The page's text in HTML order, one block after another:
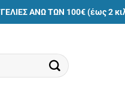
ΑΝΩ ΤΩΝ 100€ (έως 2